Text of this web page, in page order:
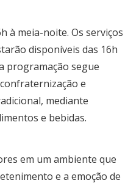
à meia-noite. Os serviços
disponíveis das 16h
programação segue
e
mediante
e bebidas.
em um ambiente que
e a emoção de